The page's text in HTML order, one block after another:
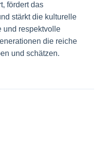
fördert das
stärkt die kulturelle
und respektvolle
die reiche
und schätzen.